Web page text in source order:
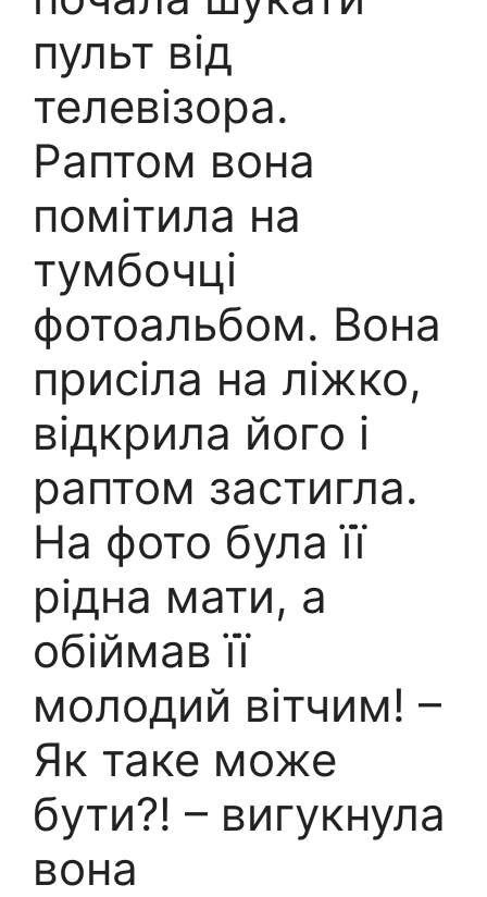
пульт від
телевізора.
Раптом вона
помітила на
тумбочці
фотоальбом. Вона
присіла на ліжко,
відкрила його і
раптом застигла.
На фото була її
рідна мати, а
обіймав її
молодий вітчим! –
Як таке може
бути?! – вигукнула
вона